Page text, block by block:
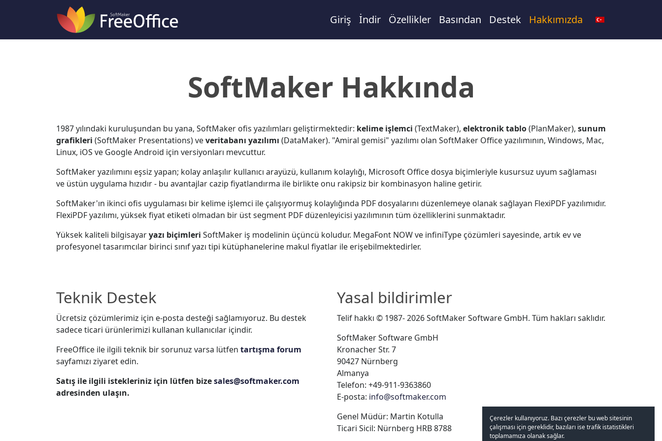
Giriş İndir Özellikler Basından Destek Hakkımızda
SoftMaker Hakkında
1987 yılındaki kuruluşundan bu yana, SoftMaker ofis yazılımları geliştirmektedir: kelime işlemci (TextMaker), elektronik tablo(PlanMaker), sunum
grafikleri (SoftMaker Presentations) veveritabanı yazılımı (DataMaker). "Amiral gemisi" yazılımı olan SoftMaker Office yazılımının, Windows, Mac,
Linux, iOS ve Google Android için versiyonları mevcuttur.
SoftMaker yazılımını eşsiz yapan; kolay anlaşılır kullanıcı arayüzü, kullanım kolaylığı, Microsoft Office dosya biçimleriyle kusursuz uyum sağlaması
ve üstün uygulama hızıdır - bu avantajlar cazip fiyatlandırma ile birlikte onu rakipsiz bir kombinasyon haline getirir.
SoftMaker'ın ikinci ofis uygulaması bir kelime işlemci ile çalışıyormuş kolaylığında PDF dosyalarını düzenlemeye olanak sağlayan FlexiPDF yazılımıdır.
FlexiPDF yazılımı, yüksek fiyat etiketi olmadan bir üst segment PDF düzenleyicisi yazılımının tüm özelliklerini sunmaktadır.
Yüksek kaliteli bilgisayaryazı biçimleri SoftMaker iş modelinin üçüncü koludur. MegaFont NOW ve infiniType çözümleri sayesinde, artık ev ve
profesyonel tasarımcılar birinci sınıf yazı tipi kütüphanelerine makul fiyatlar ile erişebilmektedirler.
Teknik Destek
Ücretsiz çözümlerimiz için e-posta desteği sağlamıyoruz. Bu destek
sadece ticari ürünlerimizi kullanan kullanıcılar içindir.
FreeOffice ile ilgili teknik bir sorunuz varsa lütfen tartışma forum
sayfamızı ziyaret edin.
Satış ile ilgili istekleriniz için lütfen bizesales@softmaker.com
adresinden ulaşın.
Yasal bildirimler
Telif hakkı © 1987- 2026 SoftMaker Software GmbH. Tüm hakları saklıdır.
SoftMaker Software GmbH
Kronacher Str. 7
90427 Nürnberg
Almanya
Telefon: +49-911-9363860
E-posta: info@softmaker.com
Genel Müdür: Martin Kotulla
Ticari Sicil: Nürnberg HRB 8788
Çerezler kullanıyoruz. Bazı çerezler bu web sitesinin
çalışması için gereklidir, bazıları ise trafik istatistikleri
toplamamıza olanak sağlar.